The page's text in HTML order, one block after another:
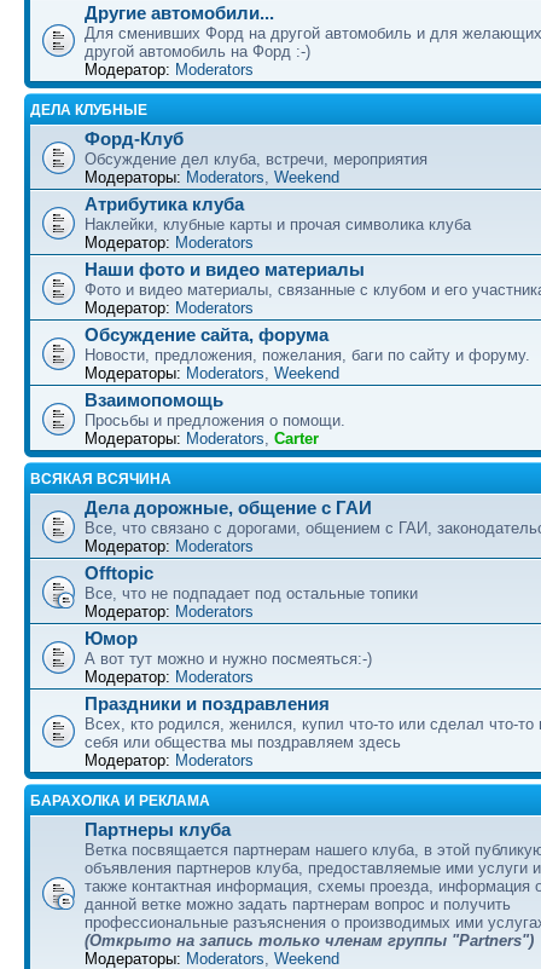
Другие автомобили...
Для сменивших Форд на другой автомобиль и для
другой автомобиль на Форд :-)
Модератор: Moderators
ДЕЛА КЛУБНЫЕ
Форд-Клуб
Обсуждение дел клуба, встречи, мероприятия
Модераторы: Moderators Weekend
Атрибутика клуба
Наклейки, клубные карты и прочая символика клуба
Модератор: Moderators
Наши фото и видео материалы
Фото и видео материалы, связанные с клубом и его
Модератор: Moderators
Обсуждение сайта, форума
Новости, предложения, пожелания, баги по сайту и форуму.
Модераторы: Moderators Weekend
Взаимопомощь
Просьбы и предложения о помощи.
Модераторы: Moderators Carter
ВСЯКАЯ ВСЯЧИНА
Дела дорожные, общение с ГАИ
Все, что связано с дорогами, общением с ГАИ,
Модератор: Moderators
Offtopic
Все, что не подпадает под остальные топики
Модератор: Moderators
Юмор
А вот тут можно и нужно посмеяться:-)
Модератор: Moderators
Праздники и поздравления
Всех, кто родился, женился, купил что-то или сделал что-то
себя или общества мы поздравляем здесь
Модератор: Moderators
БАРАХОЛКА И РЕКЛАМА
Партнеры клуба
Ветка посвящается партнерам нашего клуба, в этой
объявления партнеров клуба, предоставляемые ими услуги
также контактная информация, схемы проезда, информация
данной ветке можно задать партнерам вопрос и получить
профессиональные разъяснения о производимых ими
(Открыто на запись только членам группы "Partners")
Модераторы: Moderators Weekend